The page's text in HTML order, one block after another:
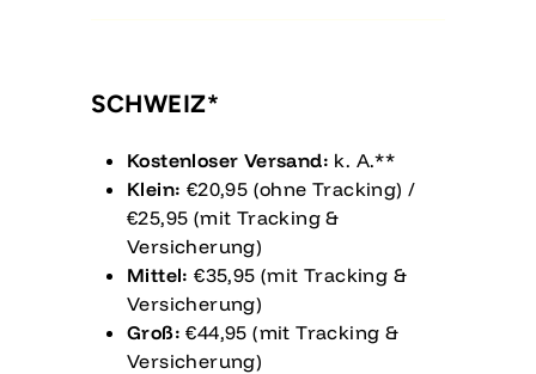
SCHWEIZ*
Kostenloser Versand: k. A.**
Klein: €20,95 (ohne Tracking) /
€25,95 (mit Tracking &
Versicherung)
Mittel: €35,95 (mit Tracking &
Versicherung)
Groß: €44,95 (mit Tracking &
Versicherung)